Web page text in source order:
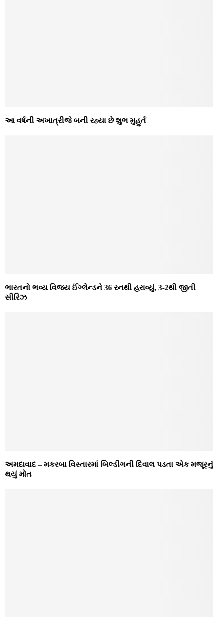
આ વર્ષની અખાત્રીજે બની રહ્યા છે શુભ મુહુર્ત
ભારતનો ભવ્ય વિજય ઈંગ્લેન્ડને 36 રનથી હરાવ્યું, 3-2થી જીતી
સીરિઝ
અમદાવાદ – મકરબા વિસ્તારમાં બિલ્ડીંગની દિવાલ પડતા એક મજૂરનું
થયું મોત